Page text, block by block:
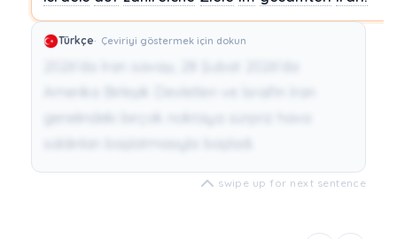
Türkçe Çeviriyi göstermek için dokun
Amerika Birleşik Devletleri ve İsrail'in İran
genelindeki birçok noktaya sürpriz hava
swipe up for next sentence